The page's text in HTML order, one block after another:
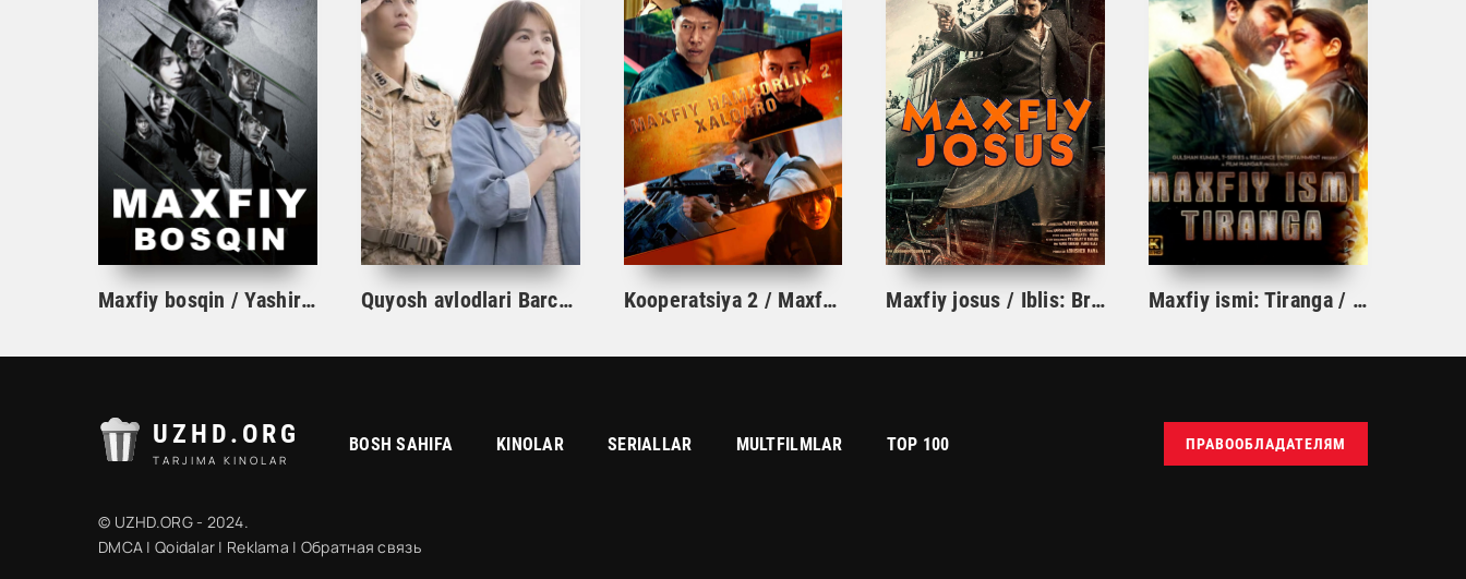
Maxfiy bosqin / Yashirin bosqin seriali 1. 2. 3. 4. 5. 6. 7. 8. 9. 10 qism Uzbek tilida Barcha qismlar 2023 O'zbek tarjima Full HD skachat Quyosh avlodlari Barcha qismlar koreya serial Kooperatsiya 2 / Maxfiy hamkorlik 2 Uzbek tilida 2022 O'zbekcha tarjima kino Koreya filmi Full HD skachat Maxfiy josus / Iblis: Britaniya maxfiy agenti Hind kino Uzbek tilida O'zbekcha 2023 tarjima kino HD skachat Maxfiy ismi: Tiranga / Kod nomi: Tiranga Hind kino uzbek tilida 2022
UZHD.ORG
TARJIMA KINOLAR
BOSH SAHIFA KINOLAR SERIALLAR MULTFILMLAR TOP 100 ПРАВООБЛАДАТЕЛЯМ
© UZHD.ORG - 2024.
DMCA | Qoidalar | Reklama | Обратная связь